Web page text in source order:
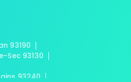
93190
Sec 93130
93240